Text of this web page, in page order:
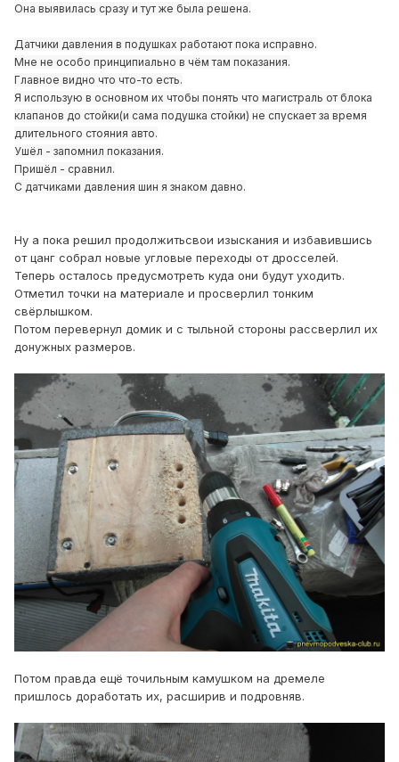
Она выявилась сразу и тут же была решена.
Датчики давления в подушках работают пока исправно.
Мне не особо принципиально в чём там показания.
Главное видно что что-то есть.
Я использую в основном их чтобы понять что магистраль от блока
клапанов до стойки(и сама подушка стойки) не спускает за время
длительного стояния авто.
Ушёл - запомнил показания.
Пришёл - сравнил.
С датчиками давления шин я знаком давно.
Ну а пока решил продолжитьсвои изыскания и избавившись
от цанг собрал новые угловые переходы от дросселей.
Теперь осталось предусмотреть куда они будут уходить.
Отметил точки на материале и просверлил тонким
свёрлышком.
Потом перевернул домик и с тыльной стороны рассверлил их
донужных размеров.
Потом правда ещё точильным камушком на дремеле
пришлось доработать их, расширив и подровняв.